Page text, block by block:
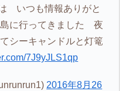
いつも情報ありがと
に行ってきました 夜
シーキャンドルと灯篭
7J9yJLS1qp
2016年8月26